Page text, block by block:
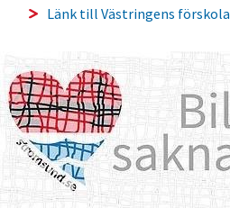
Länk till Västringens förskola